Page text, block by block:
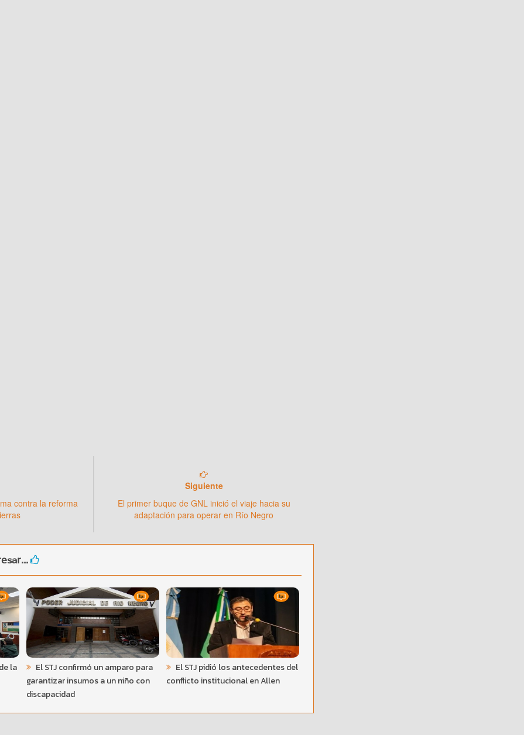
contra la reforma
Siguiente
El primer buque de GNL inició el viaje hacia su
adaptación para operar en Río Negro
la
El STJ confirmó un amparo para
garantizar insumos a un niño con
discapacidad
El STJ pidió los antecedentes del
conflicto institucional en Allen